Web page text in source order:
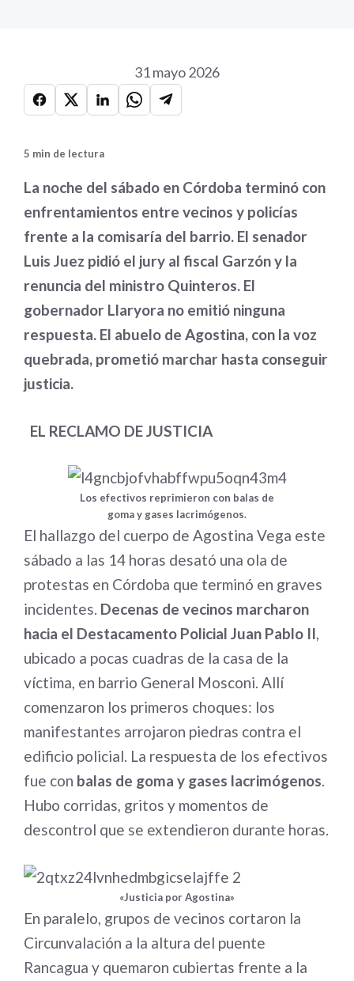
31 mayo 2026
5 min de lectura
La noche del sábado en Córdoba terminó con
enfrentamientos entre vecinos y policías
frente a la comisaría del barrio. El senador
Luis Juez pidió el jury al fiscal Garzón y la
renuncia del ministro Quinteros. El
gobernador Llaryora no emitió ninguna
respuesta. El abuelo de Agostina, con la voz
quebrada, prometió marchar hasta conseguir
justicia.
EL RECLAMO DE JUSTICIA
Los efectivos reprimieron con balas de
goma y gases lacrimógenos.
El hallazgo del cuerpo de Agostina Vega este
sábado a las 14 horas desató una ola de
protestas en Córdoba que terminó en graves
incidentes. Decenas de vecinos marcharon
hacia el Destacamento Policial Juan Pablo II,
ubicado a pocas cuadras de la casa de la
víctima, en barrio General Mosconi. Allí
comenzaron los primeros choques: los
manifestantes arrojaron piedras contra el
edificio policial. La respuesta de los efectivos
fue con balas de goma y gases lacrimógenos.
Hubo corridas, gritos y momentos de
descontrol que se extendieron durante horas.
«Justicia por Agostina»
En paralelo, grupos de vecinos cortaron la
Circunvalación a la altura del puente
Rancagua y quemaron cubiertas frente a la